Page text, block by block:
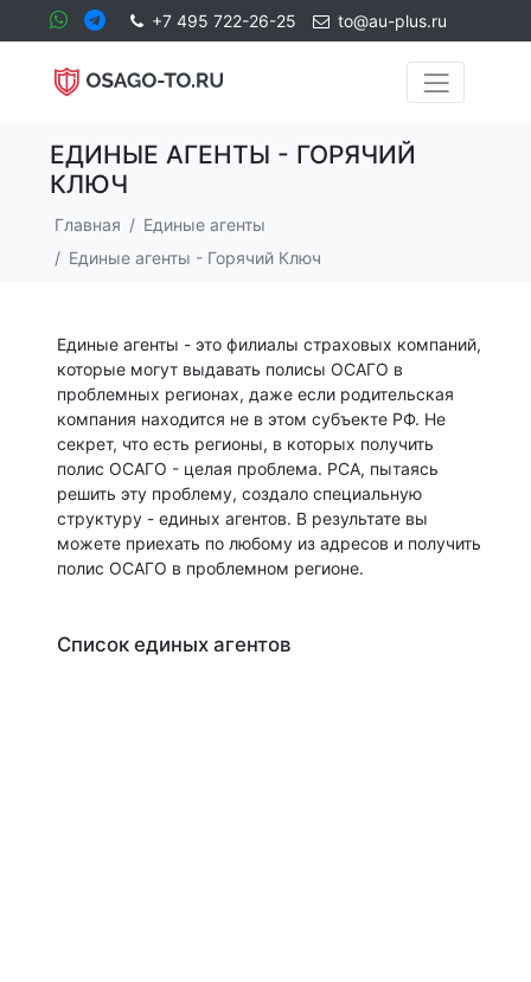
+7 495 722-26-25 to@au-plus.ru
ЕДИНЫЕ АГЕНТЫ - ГОРЯЧИЙ
КЛЮЧ
Главная
Единые агенты
Единые агенты - Горячий Ключ
Единые агенты - это филиалы страховых компаний,
которые могут выдавать полисы ОСАГО в
проблемных регионах, даже если родительская
компания находится не в этом субъекте РФ. Не
секрет, что есть регионы, в которых получить
полис ОСАГО - целая проблема. РСА, пытаясь
решить эту проблему, создало специальную
структуру - единых агентов. В результате вы
можете приехать по любому из адресов и получить
полис ОСАГО в проблемном регионе.
Список единых агентов